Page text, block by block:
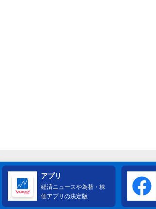
アプリ
経済ニュースや為替・株
価アプリの決定版